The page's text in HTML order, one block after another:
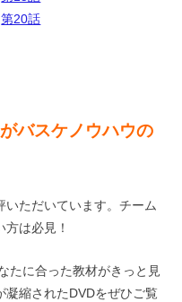
第20話
バスケノウハウの
ただいています。チーム
は必見！
たに合った教材がきっと見
凝縮されたDVDをぜひご覧